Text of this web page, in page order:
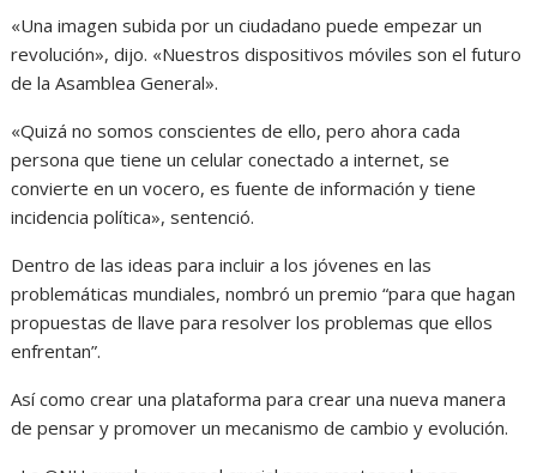
«Una imagen subida por un ciudadano puede empezar un
revolución», dijo. «Nuestros dispositivos móviles son el futuro
de la Asamblea General».
«Quizá no somos conscientes de ello, pero ahora cada
persona que tiene un celular conectado a internet, se
convierte en un vocero, es fuente de información y tiene
incidencia política», sentenció.
Dentro de las ideas para incluir a los jóvenes en las
problemáticas mundiales, nombró un premio “para que hagan
propuestas de llave para resolver los problemas que ellos
enfrentan”.
Así como crear una plataforma para crear una nueva manera
de pensar y promover un mecanismo de cambio y evolución.